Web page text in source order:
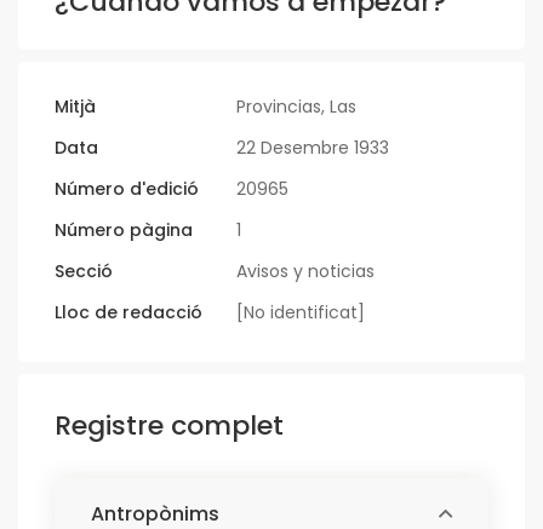
Mitjà
Provincias, Las
Data
22 Desembre 1933
Número d'edició
20965
Número pàgina
1
Secció
Avisos y noticias
Lloc de redacció
[No identificat]
Registre complet
Antropònims